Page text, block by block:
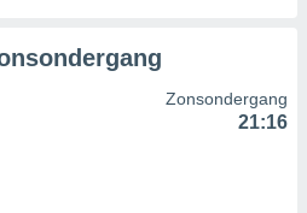
Zonsondergang
21:16